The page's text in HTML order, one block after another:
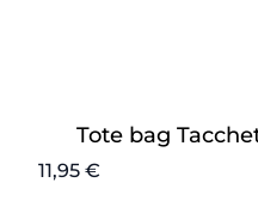
Tote bag
11,95 €